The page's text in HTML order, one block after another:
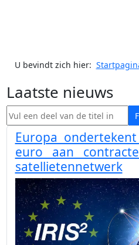
U bevindt zich hier:
Laatste nieuws
Vul een deel van de titel in
Europa
euro aan
satellietennetwerk